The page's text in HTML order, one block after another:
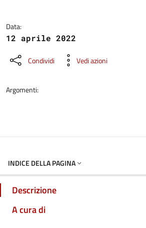
Data:
12 aprile 2022
Condividi Vedi azioni
Argomenti:
INDICE DELLA PAGINA
Descrizione
A cura di